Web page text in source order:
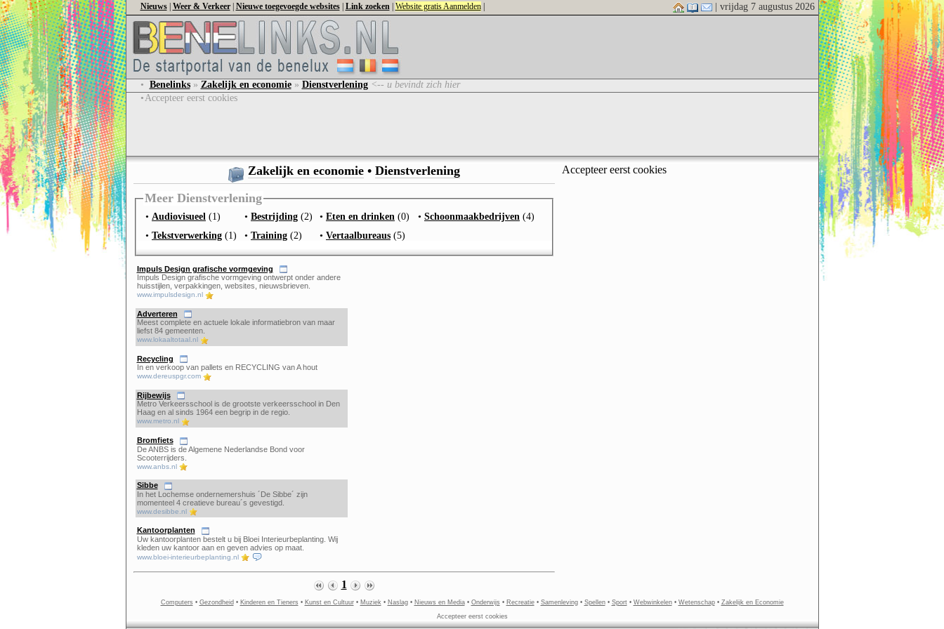
| vrijdag 7 augustus 2026
Nieuws| Weer & Verkeer| Nieuwe toegevoegde websites| Link zoeken| Website gratis Aanmelden|
• Benelinks» Zakelijk en economie» Dienstverlening <-- u bevindt zich hier
•Accepteer eerst cookies
Zakelijk en economie • Dienstverlening
Meer Dienstverlening
• Audiovisueel (1) • Bestrijding (2) • Eten en drinken (0) • Schoonmaakbedrijven (4)
• Tekstverwerking (1) • Training (2) • Vertaalbureaus (5)
Impuls Design grafische vormgeving
Impuls Design grafische vormgeving ontwerpt onder andere
huisstijlen, verpakkingen, websites, nieuwsbrieven.
www.impulsdesign.nl
Adverteren
Meest complete en actuele lokale informatiebron van maar
liefst 84 gemeenten.
www.lokaaltotaal.nl
Recycling
In en verkoop van pallets en RECYCLING van A hout
www.dereuspgr.com
Rijbewijs
Metro Verkeersschool is de grootste verkeersschool in Den
Haag en al sinds 1964 een begrip in de regio.
www.metro.nl
Bromfiets
De ANBS is de Algemene Nederlandse Bond voor
Scooterrijders.
www.anbs.nl
Sibbe
In het Lochemse ondernemershuis ´De Sibbe´ zijn
momenteel 4 creatieve bureau´s gevestigd.
www.desibbe.nl
Kantoorplanten
Uw kantoorplanten bestelt u bij Bloei Interieurbeplanting. Wij
kleden uw kantoor aan en geven advies op maat.
www.bloei-interieurbeplanting.nl
1
Accepteer eerst cookies
Computers • Gezondheid • Kinderen en Tieners • Kunst en Cultuur• Muziek • Naslag• Nieuws en Media• Onderwijs • Recreatie• Samenleving• Spellen• Sport• Webwinkelen• Wetenschap• Zakelijk en Economie
Accepteer eerst cookies